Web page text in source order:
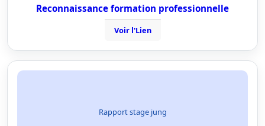
Reconnaissance formation professionnelle
Voir l'Lien
Rapport stage jung